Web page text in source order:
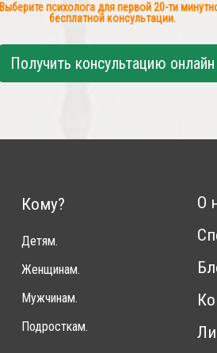
Выберите психолога для первой 20-ти
бесплатной консультации.
Получить консультацию онлайн
Кому?
Детям.
Женщинам.
Мужчинам.
Подросткам.
О